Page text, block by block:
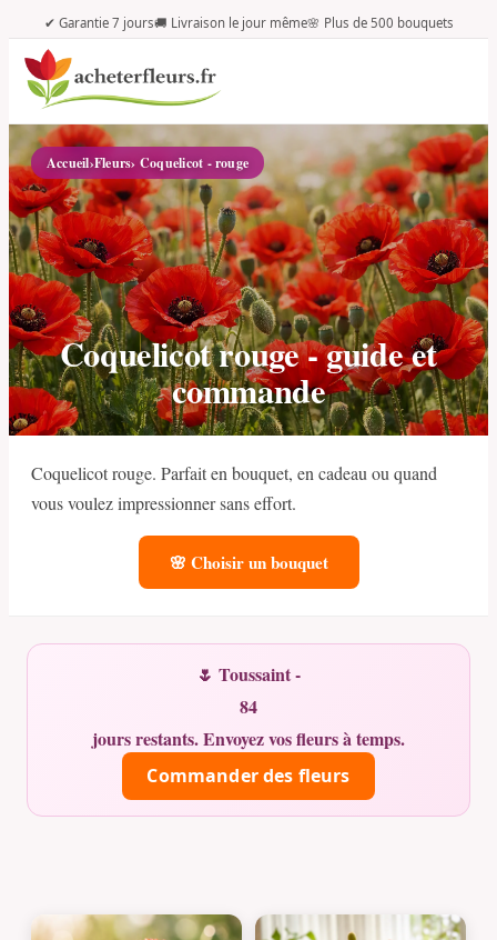
✔ Garantie 7 jours🚚 Livraison le jour même🌸 Plus de 500 bouquets
Accueil›Fleurs› Coquelicot - rouge
Coquelicot rouge - guide et
commande
Coquelicot rouge. Parfait en bouquet, en cadeau ou quand
vous voulez impressionner sans effort.
🌸 Choisir un bouquet
🌷 Toussaint -
84
jours restants. Envoyez vos fleurs à temps.
Commander des fleurs